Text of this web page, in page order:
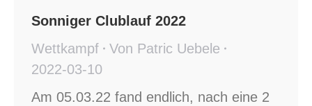
Sonniger Clublauf 2022
Wettkampf
Von Patric Uebele
2022-03-10
Am 05.03.22 fand endlich, nach eine 2